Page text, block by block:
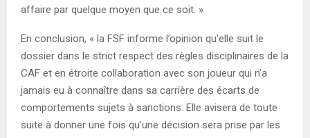
affaire par quelque moyen que ce soit. »
En conclusion, « la FSF informe l’opinion qu’elle suit le
dossier dans le strict respect des règles disciplinaires de la
CAF et en étroite collaboration avec son joueur qui n’a
jamais eu à connaître dans sa carrière des écarts de
comportements sujets à sanctions. Elle avisera de toute
suite à donner une fois qu’une décision sera prise par les